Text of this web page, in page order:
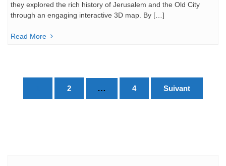
they explored the rich history of Jerusalem and the Old City
through an engaging interactive 3D map. By […]
Read More
des
2 … 4 Suivant